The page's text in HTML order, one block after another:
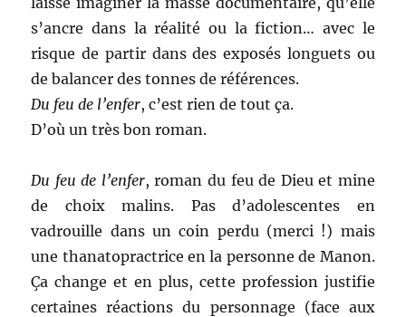
s’ancre dans la réalité ou la fiction… avec le
risque de partir dans des exposés longuets ou
de balancer des tonnes de références.
Du feu de l’enfer, c’est rien de tout ça.
D’où un très bon roman.
Du feu de l’enfer, roman du feu de Dieu et mine
de choix malins. Pas d’adolescentes en
vadrouille dans un coin perdu (merci !) mais
une thanatopractrice en la personne de Manon.
Ça change et en plus, cette profession justifie
certaines réactions du personnage (face aux